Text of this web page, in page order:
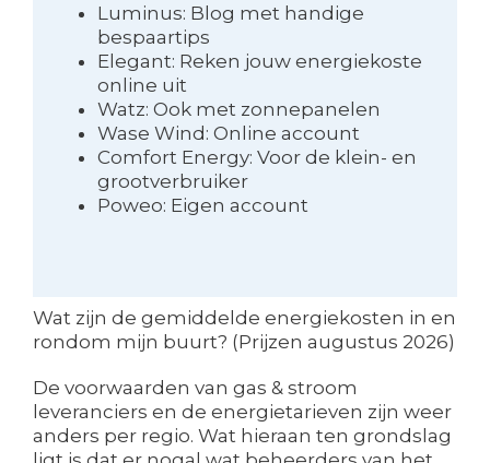
Luminus: Blog met handige
bespaartips
Elegant: Reken jouw energiekoste
online uit
Watz: Ook met zonnepanelen
Wase Wind: Online account
Comfort Energy: Voor de klein- en
grootverbruiker
Poweo: Eigen account
Wat zijn de gemiddelde energiekosten in en
rondom mijn buurt? (Prijzen augustus 2026)
De voorwaarden van gas & stroom
leveranciers en de energietarieven zijn weer
anders per regio. Wat hieraan ten grondslag